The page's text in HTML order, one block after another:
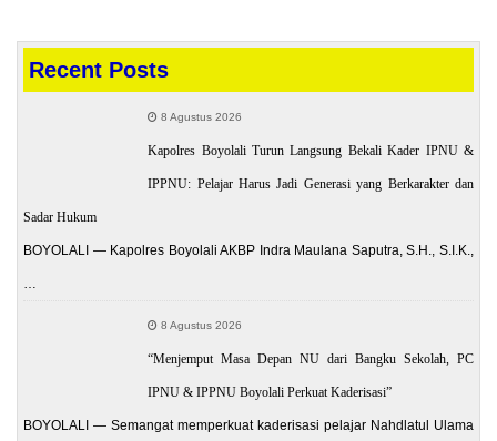
Recent Posts
8 Agustus 2026
Kapolres Boyolali Turun Langsung Bekali Kader IPNU &
IPPNU: Pelajar Harus Jadi Generasi yang Berkarakter dan
Sadar Hukum
BOYOLALI — Kapolres Boyolali AKBP Indra Maulana Saputra, S.H., S.I.K.,
…
8 Agustus 2026
“Menjemput Masa Depan NU dari Bangku Sekolah, PC
IPNU & IPPNU Boyolali Perkuat Kaderisasi”
BOYOLALI — Semangat memperkuat kaderisasi pelajar Nahdlatul Ulama